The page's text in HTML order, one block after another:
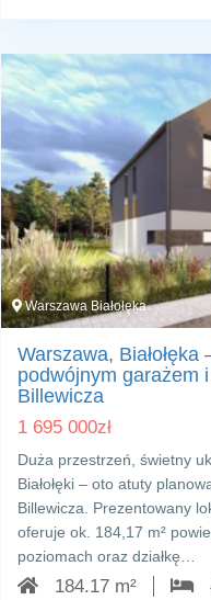
Warszawa Białołęka
Warszawa,
podwójnym garażem
Billewicza
1 695 000zł
Duża przestrzeń, świetny
Białołęki – oto atuty
Billewicza. Prezentowany
oferuje ok. 184,17 m²
poziomach oraz działkę…
184.17 m²